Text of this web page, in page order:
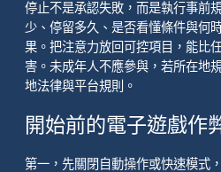
停止不是承認失敗，而是執行事前
少、停留多久、是否看懂條件與何
果。把注意力放回可控項目，能比
害。未成年人不應參與，若所在地
地法律與平台規則。
開始前的電子遊戲作
第一，先關閉自動操作或快速模式